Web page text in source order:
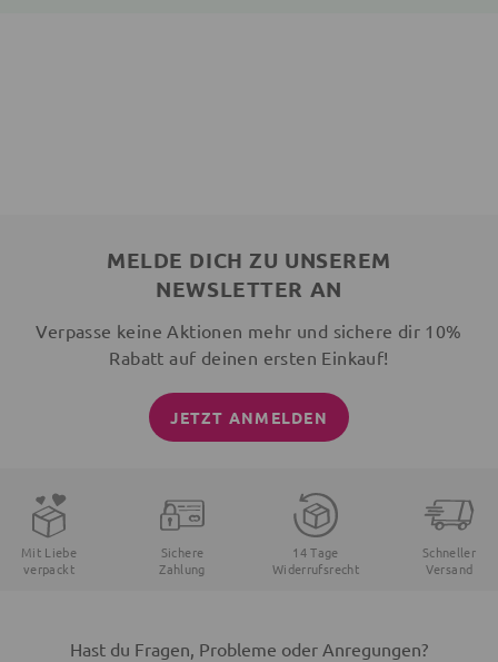
MELDE DICH ZU UNSEREM
NEWSLETTER AN
Verpasse keine Aktionen mehr und sichere dir 10%
Rabatt auf deinen ersten Einkauf!
JETZT ANMELDEN
Mit Liebe
verpackt
Sichere
Zahlung
14 Tage
Widerrufsrecht
Schneller
Versand
Hast du Fragen, Probleme oder Anregungen?